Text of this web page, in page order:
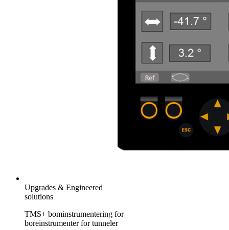
Upgrades & Engineered
solutions
TMS+ bominstrumentering for
boreinstrumenter for tunneler